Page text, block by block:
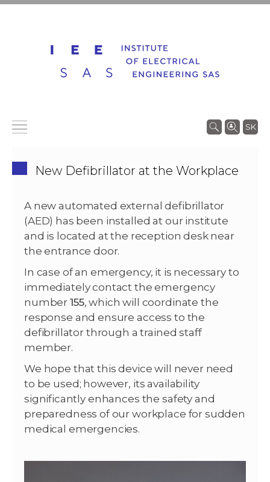
SK
New Defibrillator at the Workplace
A new automated external defibrillator
(AED) has been installed at our institute
and is located at the reception desk near
the entrance door.
In case of an emergency, it is necessary to
immediately contact the emergency
number 155, which will coordinate the
response and ensure access to the
defibrillator through a trained staff
member.
We hope that this device will never need
to be used; however, its availability
significantly enhances the safety and
preparedness of our workplace for sudden
medical emergencies.